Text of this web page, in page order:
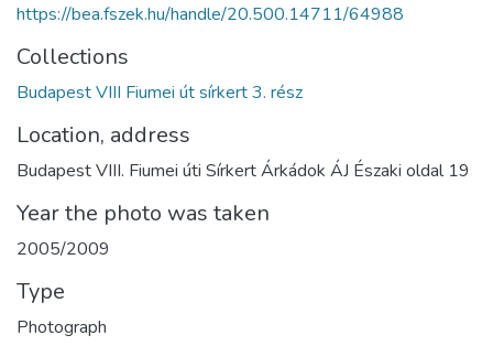
https://bea.fszek.hu/handle/20.500.14711/64988
Collections
Budapest VIII Fiumei út sírkert 3. rész
Location, address
Budapest VIII. Fiumei úti Sírkert Árkádok ÁJ Északi oldal 19
Year the photo was taken
2005/2009
Type
Photograph